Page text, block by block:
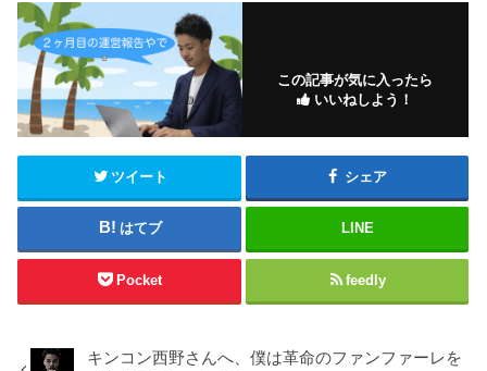
この記事が気に入ったら
いいねしよう！
ツイート シェア
はてブ LINE
Pocket feedly
キンコン西野さんへ、僕は革命のファンファーレを